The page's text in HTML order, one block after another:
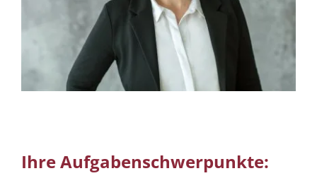
Ihre Aufgabenschwerpunkte: